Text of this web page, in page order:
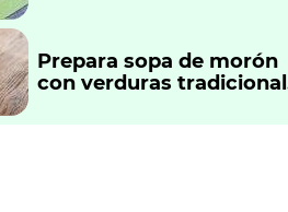
Prepara sopa de morón
con verduras tradicional